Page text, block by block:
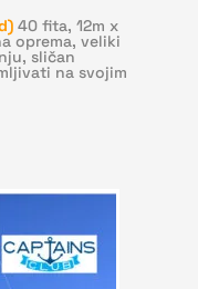
40 fita, 12m x
oprema, veliki
sličan
na svojim